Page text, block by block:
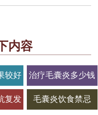
内容
较好 治疗毛囊炎多少钱
复发 毛囊炎饮食禁忌